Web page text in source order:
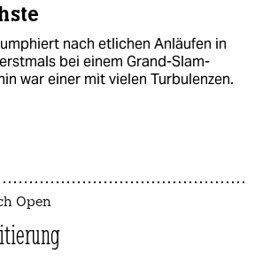
nach etlichen Anläufen in
bei einem Grand-Slam-
war einer mit vielen Turbulenzen.
Open